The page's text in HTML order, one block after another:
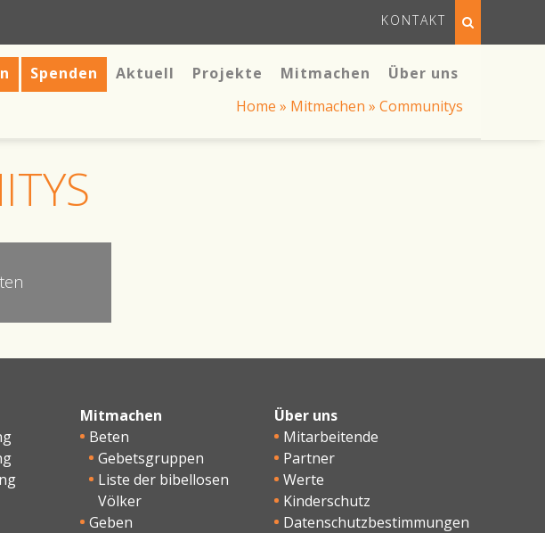
KONTAKT
Spenden Aktuell Projekte Mitmachen
Über uns
Home » Mitmachen » Communitys
Mitmachen
Beten
Gebetsgruppen
Liste der bibellosen
Völker
Geben
Über uns
Mitarbeitende
Partner
Werte
Kinderschutz
Datenschutzbestimmungen